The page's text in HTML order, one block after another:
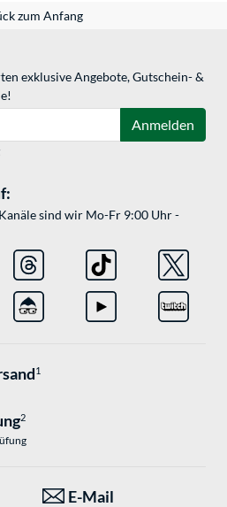
zum Anfang
exklusive Angebote, Gutschein- &
Anmelden
sind wir Mo-Fr 9:00 Uhr -
1
2
E-Mail